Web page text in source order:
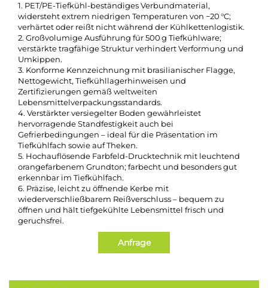
1. PET/PE-Tiefkühl-beständiges Verbundmaterial,
widersteht extrem niedrigen Temperaturen von −20 °C;
verhärtet oder reißt nicht während der Kühlkettenlogistik.
2. Großvolumige Ausführung für 500 g Tiefkühlware;
verstärkte tragfähige Struktur verhindert Verformung und
Umkippen.
3. Konforme Kennzeichnung mit brasilianischer Flagge,
Nettogewicht, Tiefkühllagerhinweisen und
Zertifizierungen gemäß weltweiten
Lebensmittelverpackungsstandards.
4. Verstärkter versiegelter Boden gewährleistet
hervorragende Standfestigkeit auch bei
Gefrierbedingungen – ideal für die Präsentation im
Tiefkühlfach sowie auf Theken.
5. Hochauflösende Farbfeld-Drucktechnik mit leuchtend
orangefarbenem Grundton; farbecht und besonders gut
erkennbar im Tiefkühlfach.
6. Präzise, leicht zu öffnende Kerbe mit
wiederverschließbarem Reißverschluss – bequem zu
öffnen und hält tiefgekühlte Lebensmittel frisch und
geruchsfrei.
Anfrage